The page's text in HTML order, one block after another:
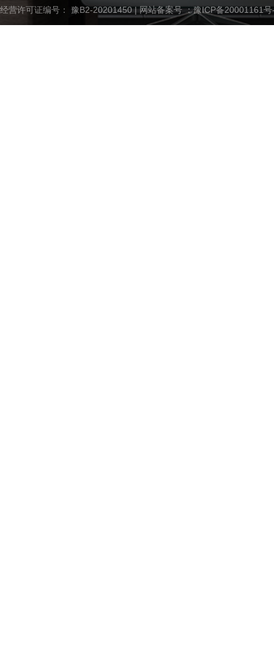
经营许可证编号： 豫B2-20201450 | 网站备案号 ：豫ICP备20001161号